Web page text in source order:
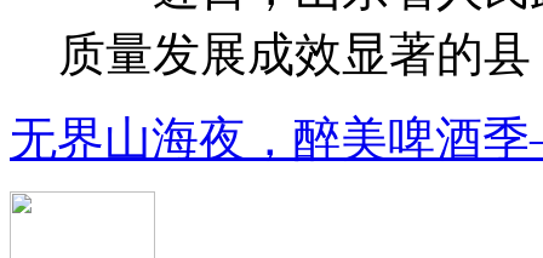
质量发展成效显著的
无界山海夜，醉美啤酒